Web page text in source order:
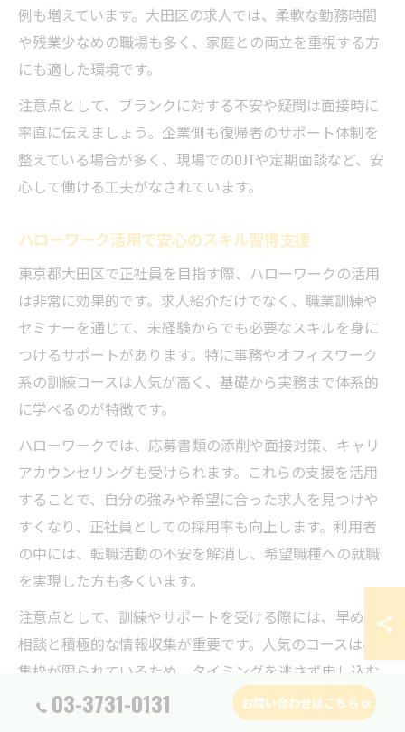
例も増えています。大田区の求人では、柔軟な勤務時間
や残業少なめの職場も多く、家庭との両立を重視する方
にも適した環境です。
注意点として、ブランクに対する不安や疑問は面接時に
率直に伝えましょう。企業側も復帰者のサポート体制を
整えている場合が多く、現場でのOJTや定期面談など、安
心して働ける工夫がなされています。
ハローワーク活用で安心のスキル習得支援
東京都大田区で正社員を目指す際、ハローワークの活用
は非常に効果的です。求人紹介だけでなく、職業訓練や
セミナーを通じて、未経験からでも必要なスキルを身に
つけるサポートがあります。特に事務やオフィスワーク
系の訓練コースは人気が高く、基礎から実務まで体系的
に学べるのが特徴です。
ハローワークでは、応募書類の添削や面接対策、キャリ
アカウンセリングも受けられます。これらの支援を活用
することで、自分の強みや希望に合った求人を見つけや
すくなり、正社員としての採用率も向上します。利用者
の中には、転職活動の不安を解消し、希望職種への就職
を実現した方も多くいます。
注意点として、訓練やサポートを受ける際には、早めの
相談と積極的な情報収集が重要です。人気のコースは募
集枠が限られているため、タイミングを逃さず申し込む
ようにしましょう。
03-3731-0131 お問い合わせはこちら